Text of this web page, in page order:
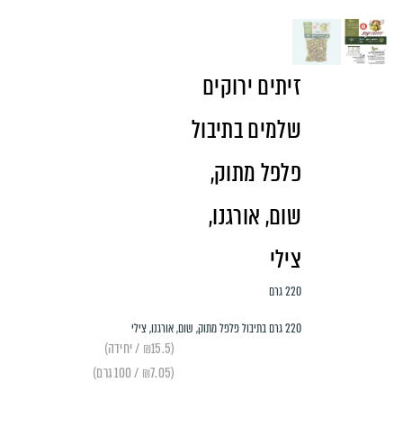
זיתים ירוקים
שלמים בתיבול
פלפל מתוק,
שום, אורגנו,
צילי
220 גרם
220 גרם בתיבול פלפל מתוק, שום, אורגנו, צילי
(₪15.5 / יחידה)
(₪7.05 / 100 גרם)